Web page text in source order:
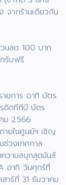
จากร้านเดียวกัน
นลด 100 บาท
รับฟรี
ยการ อาทิ บัตร
ดิตทีทีบี บัตร
ม 2566
ายในศูนย์ฯ เชิญ
ช่วงเทศกาล
วามสนุกสุดมันส์
อาทิ วันศุกร์ที่
าร์ที่ 31 ธันวาคม